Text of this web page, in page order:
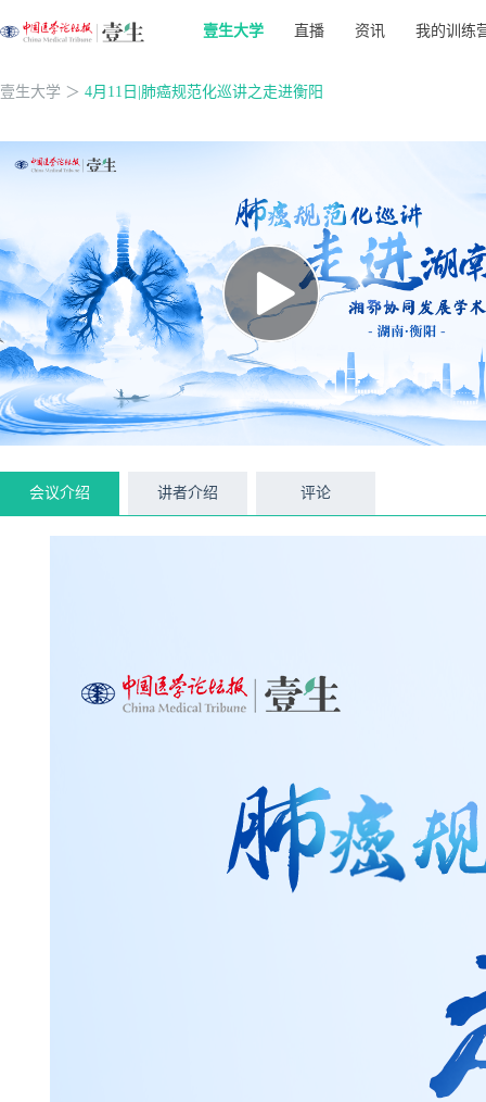
壹生大学 直播 资讯 我的训练
壹生大学 ＞ 4月11日|肺癌规范化巡讲之走进衡阳
会议介绍 讲者介绍 评论